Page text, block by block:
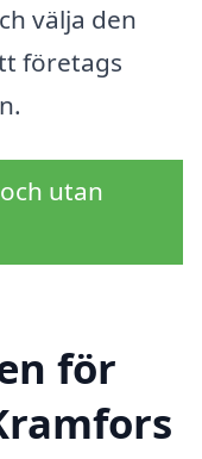
välja den
företags
utan
för